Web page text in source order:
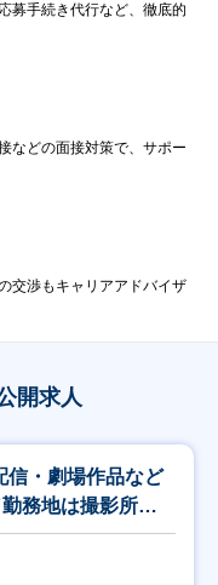
募手続き代行など、徹底的
などの面接対策で、サポー
交渉もキャリアアドバイザ
開求人
信・劇場作品など
務地は撮影所